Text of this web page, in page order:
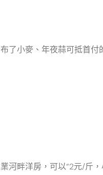
了小麥、年夜蒜可抵首付
河畔洋房，可以“2元/斤